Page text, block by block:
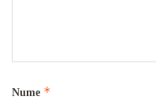
Nume *